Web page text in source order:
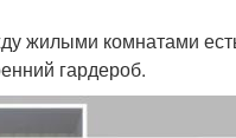
жилыми комнатами
гардероб.